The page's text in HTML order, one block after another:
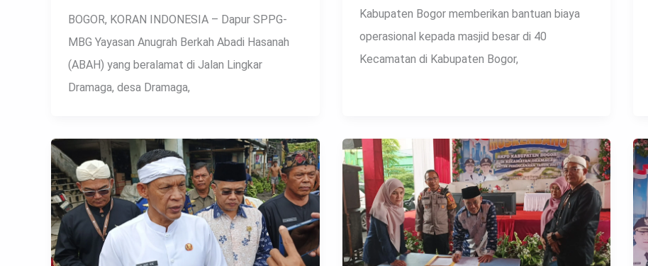
BOGOR, KORAN INDONESIA – Dapur SPPG-
MBG Yayasan Anugrah Berkah Abadi Hasanah
(ABAH) yang beralamat di Jalan Lingkar
Dramaga, desa Dramaga,
Kabupaten Bogor memberikan bantuan biaya
operasional kepada masjid besar di 40
Kecamatan di Kabupaten Bogor,